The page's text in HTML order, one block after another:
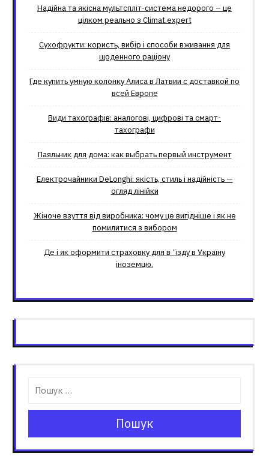
Надійна та якісна мультспліт-система недорого – це
цілком реально з Climat.еxpert
Сухофрукти: користь, вибір і способи вживання для
щоденного раціону
Где купить умную колонку Алиса в Латвии с доставкой по
всей Европе
Види тахографів: аналогові, цифрові та смарт-
тахографи
Паяльник для дома: как выбрать первый инструмент
Електрочайники DeLonghi: якість, стиль і надійність —
огляд лінійки
Жіноче взуття від виробника: чому це вигідніше і як не
помилитися з вибором
Де і як оформити страховку для вʼїзду в Україну
іноземцю.
Пошук